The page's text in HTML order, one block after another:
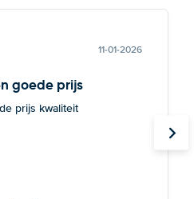
11-01-2026
goede prijs
prijs kwaliteit